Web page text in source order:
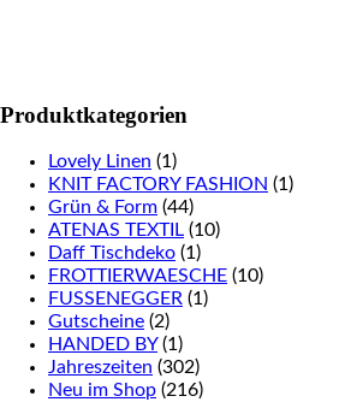
Produktkategorien
Lovely Linen (1)
KNIT FACTORY FASHION (1)
Grün & Form (44)
ATENAS TEXTIL (10)
Daff Tischdeko (1)
FROTTIERWAESCHE (10)
FUSSENEGGER (1)
Gutscheine (2)
HANDED BY (1)
Jahreszeiten (302)
Neu im Shop (216)